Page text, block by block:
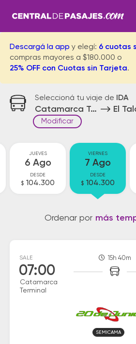
Descargá la app y elegí: 6 cuotas
compras mayores a $180.000 o
25% OFF con Cuotas sin Tarjeta.
Seleccioná tu viaje de IDA
Catamarca Terminal El
Modificar
JUEVES
6 Ago
DESDE
$ 104.300
VIERNES
7 Ago
DESDE
$ 104.300
Ordenar por más
SALE
07:00
Catamarca
Terminal
15h 40m
SEMICAMA